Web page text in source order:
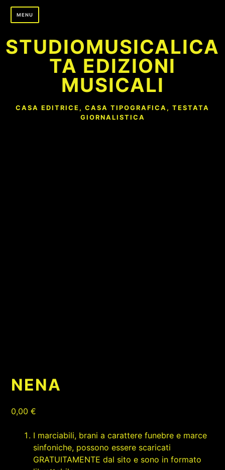
Skip
MENU
STUDIOMUSICALICA
TA EDIZIONI
MUSICALI
CASA EDITRICE, CASA TIPOGRAFICA, TESTATA
GIORNALISTICA
NENA
0,00€
I marciabili, brani a carattere funebre e marce
sinfoniche, possono essere scaricati
GRATUITAMENTE dal sito e sono in formato